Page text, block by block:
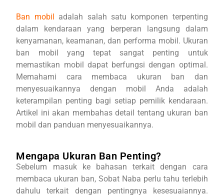
Ban mobil adalah salah satu komponen terpenting
dalam kendaraan yang berperan langsung dalam
kenyamanan, keamanan, dan performa mobil. Ukuran
ban mobil yang tepat sangat penting untuk
memastikan mobil dapat berfungsi dengan optimal.
Memahami cara membaca ukuran ban dan
menyesuaikannya dengan mobil Anda adalah
keterampilan penting bagi setiap pemilik kendaraan.
Artikel ini akan membahas detail tentang ukuran ban
mobil dan panduan menyesuaikannya.
Mengapa Ukuran Ban Penting?
Sebelum masuk ke bahasan terkait dengan cara
membaca ukuran ban, Sobat Naba perlu tahu terlebih
dahulu terkait dengan pentingnya kesesuaiannya.